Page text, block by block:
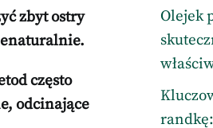
zbyt ostry
często
odcinające
Olejek